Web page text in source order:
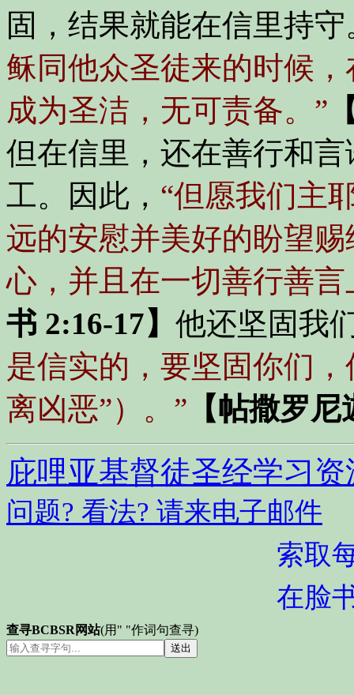
固，结果就能在信里持
稣同他众圣徒来的时候
成为圣洁，无可责备。”
但在信里，还在善行和
工。因此， “但愿我们主
远的安慰并美好的盼望
心，并且在一切善行善
书 2:16-17】 他还坚固我
是信实的，要坚固你们
离凶恶”）。” 【帖撒罗
庇哩亚基督徒圣经学习资
问题? 看法? 请来电子邮件
索取
在脸
查寻BCBSR网站(用" "作词句查寻)